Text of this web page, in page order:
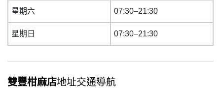
星期六 07:30–21:30
星期日 07:30–21:30
雙豐柑麻店地址交通導航